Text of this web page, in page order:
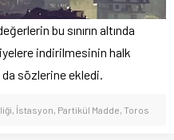
bu sınırın altında
indirilmesinin halk
da sözlerine ekledi.
İstasyon Partikül Madde Toros